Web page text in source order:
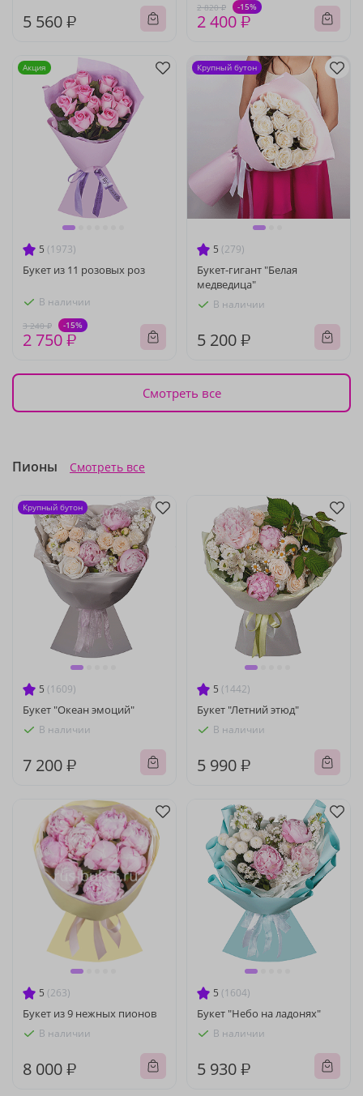
5 560 ₽
2 820 ₽ -15%
2 400 ₽
5 (1973)
Букет из 11 розовых роз
В наличии
3 240 ₽ -15%
2 750 ₽
Акция
5 (279)
Букет-гигант "Белая
медведица"
В наличии
5 200 ₽
Крупный бутон
Смотреть все
Пионы Смотреть все
5 (1609)
Букет "Океан эмоций"
В наличии
7 200 ₽
Крупный бутон
5 (1442)
Букет "Летний этюд"
В наличии
5 990 ₽
5 (263)
Букет из 9 нежных пионов
В наличии
8 000 ₽
5 (1604)
Букет "Небо на ладонях"
В наличии
5 930 ₽